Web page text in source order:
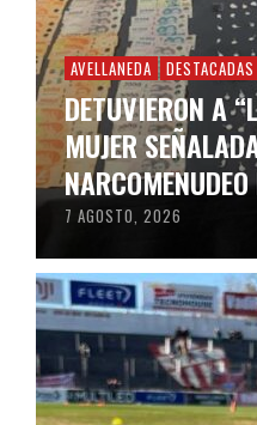
AVELLANEDA DESTACADAS
DETUVIERON A
MUJER
7 AGOSTO, 2026